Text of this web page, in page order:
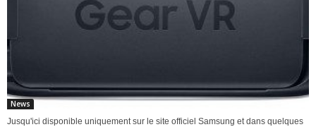
News
Jusqu'ici disponible uniquement sur le site officiel Samsung et dans quelques